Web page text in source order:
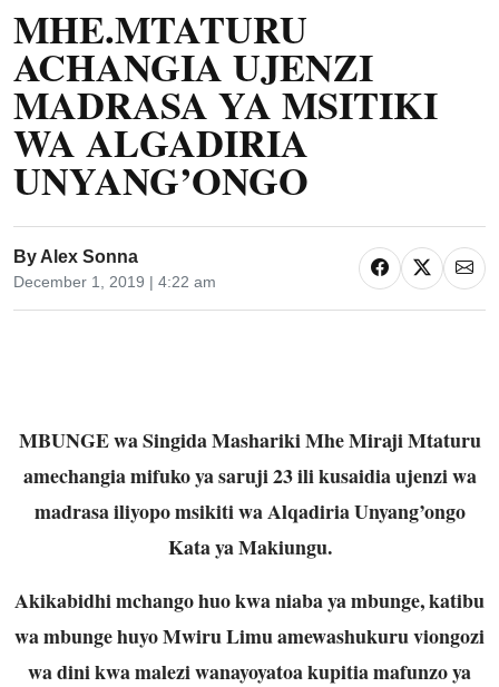
MHE.MTATURU
ACHANGIA UJENZI
MADRASA YA MSITIKI
WA ALGADIRIA
UNYANG’ONGO
By Alex Sonna
December 1, 2019 | 4:22 am
MBUNGE wa Singida Mashariki Mhe Miraji Mtaturu
amechangia mifuko ya saruji 23 ili kusaidia ujenzi wa
madrasa iliyopo msikiti wa Alqadiria Unyang’ongo
Kata ya Makiungu.
Akikabidhi mchango huo kwa niaba ya mbunge, katibu
wa mbunge huyo Mwiru Limu amewashukuru viongozi
wa dini kwa malezi wanayoyatoa kupitia mafunzo ya